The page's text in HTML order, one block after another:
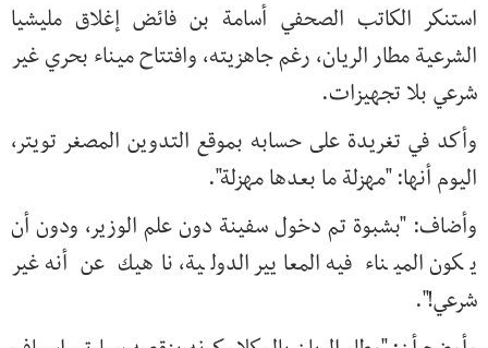
استنكر الكاتب الصحفي أسامة بن فائض إغلاق مليشيا
الشرعية مطار الريان، رغم جاهزيته، وافتتاح ميناء بحري غير
شرعي بلا تجهيزات.
وأكد في تغريدة على حسابه بموقع التدوين المصغر تويتر،
اليوم أنها: "مهزلة ما بعدها مهزلة".
وأضاف: "بشبوة تم دخول سفينة دون علم الوزير، ودون أن
يكون الميناء فيه المعايير الدولية، ناهيك عن أنه غير
شرعي!".